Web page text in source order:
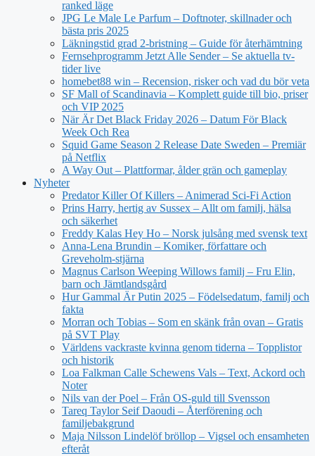
ranked läge
JPG Le Male Le Parfum – Doftnoter, skillnader och
bästa pris 2025
Läkningstid grad 2-bristning – Guide för återhämtning
Fernsehprogramm Jetzt Alle Sender – Se aktuella tv-
tider live
homebet88 win – Recension, risker och vad du bör veta
SF Mall of Scandinavia – Komplett guide till bio, priser
och VIP 2025
När Är Det Black Friday 2026 – Datum För Black
Week Och Rea
Squid Game Season 2 Release Date Sweden – Premiär
på Netflix
A Way Out – Plattformar, ålder grän och gameplay
Nyheter
Predator Killer Of Killers – Animerad Sci-Fi Action
Prins Harry, hertig av Sussex – Allt om familj, hälsa
och säkerhet
Freddy Kalas Hey Ho – Norsk julsång med svensk text
Anna-Lena Brundin – Komiker, författare och
Greveholm-stjärna
Magnus Carlson Weeping Willows familj – Fru Elin,
barn och Jämtlandsgård
Hur Gammal Är Putin 2025 – Födelsedatum, familj och
fakta
Morran och Tobias – Som en skänk från ovan – Gratis
på SVT Play
Världens vackraste kvinna genom tiderna – Topplistor
och historik
Loa Falkman Calle Schewens Vals – Text, Ackord och
Noter
Nils van der Poel – Från OS-guld till Svensson
Tareq Taylor Seif Daoudi – Återförening och
familjebakgrund
Maja Nilsson Lindelöf bröllop – Vigsel och ensamheten
efteråt